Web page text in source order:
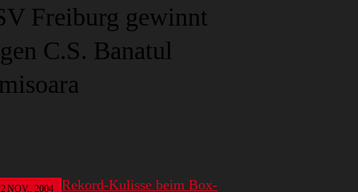
Freiburg gewinnt
C.S. Banatul
NOV., 2004
Rekord-Kulisse beim Box-